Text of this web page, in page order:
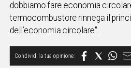
Social
dobbiamo fare economia
termocombustore rinnega il
dell’economia circolare".